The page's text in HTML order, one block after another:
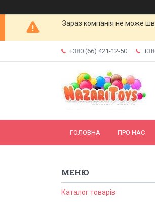
Зараз компанія не може
+380 (66) 421-12-50
ГОЛОВНА ПРО НАС
Каталог товарів